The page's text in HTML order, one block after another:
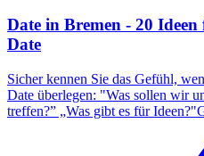
Date in Bremen - 20 Ideen
Date
Sicher kennen Sie das Gefühl,
Date überlegen: "Was sollen wir
treffen?” „Was gibt es für